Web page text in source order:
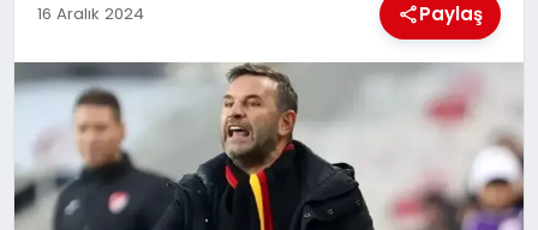
MAGAZIN
SAĞLIK
SIYASET
16 Aralık 2024 Paylaş